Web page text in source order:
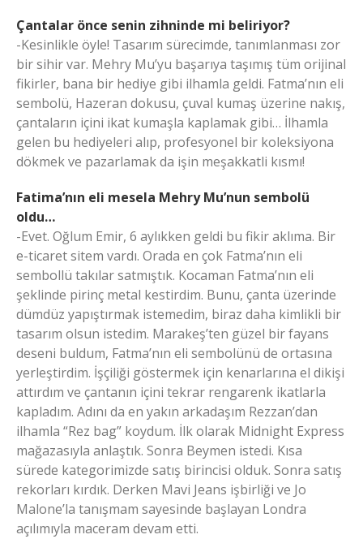
Çantalar önce senin zihninde mi beliriyor?
-Kesinlikle öyle! Tasarım sürecimde, tanımlanması zor
bir sihir var. Mehry Mu’yu başarıya taşımış tüm orijinal
fikirler, bana bir hediye gibi ilhamla geldi. Fatma’nın eli
sembolü, Hazeran dokusu, çuval kumaş üzerine nakış,
çantaların içini ikat kumaşla kaplamak gibi… İlhamla
gelen bu hediyeleri alıp, profesyonel bir koleksiyona
dökmek ve pazarlamak da işin meşakkatli kısmı!
Fatima’nın eli mesela Mehry Mu’nun sembolü
oldu…
-Evet. Oğlum Emir, 6 aylıkken geldi bu fikir aklıma. Bir
e-ticaret sitem vardı. Orada en çok Fatma’nın eli
sembollü takılar satmıştık. Kocaman Fatma’nın eli
şeklinde pirinç metal kestirdim. Bunu, çanta üzerinde
dümdüz yapıştırmak istemedim, biraz daha kimlikli bir
tasarım olsun istedim. Marakeş’ten güzel bir fayans
deseni buldum, Fatma’nın eli sembolünü de ortasına
yerleştirdim. İşçiliği göstermek için kenarlarına el dikişi
attırdım ve çantanın içini tekrar rengarenk ikatlarla
kapladım. Adını da en yakın arkadaşım Rezzan’dan
ilhamla “Rez bag” koydum. İlk olarak Midnight Express
mağazasıyla anlaştık. Sonra Beymen istedi. Kısa
sürede kategorimizde satış birincisi olduk. Sonra satış
rekorları kırdık. Derken Mavi Jeans işbirliği ve Jo
Malone’la tanışmam sayesinde başlayan Londra
açılımıyla maceram devam etti.